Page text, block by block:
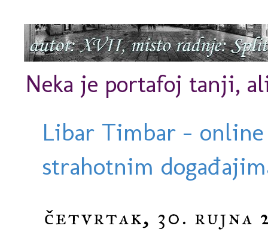
Neka je portafoj tanji,
Libar Timbar -
strahotnim
četvrtak, 30. rujna